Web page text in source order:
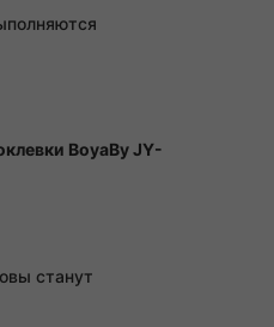
BoyaBy JY-
станут